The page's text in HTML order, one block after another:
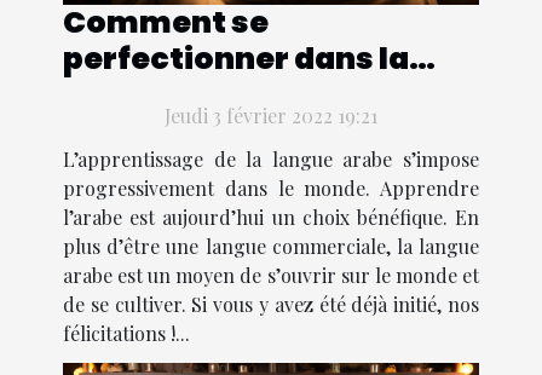
Comment se
perfectionner dans la
langue arabe ?
Jeudi 3 février 2022 19:21
L’apprentissage de la langue arabe s’impose
progressivement dans le monde. Apprendre
l’arabe est aujourd’hui un choix bénéfique. En
plus d’être une langue commerciale, la langue
arabe est un moyen de s’ouvrir sur le monde et
de se cultiver. Si vous y avez été déjà initié, nos
félicitations !...